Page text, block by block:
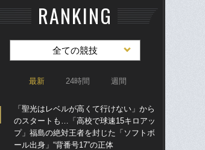
RANKING
全ての競技
最新 24時間 週間
「聖光はレベルが高くて行けない」から
のスタートも…「高校で球速15キロアッ
プ」福島の絶対王者を封じた「ソフトボ
ール出身」“背番号17”の正体